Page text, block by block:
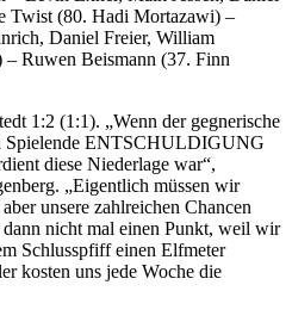
Twist (80. Hadi Mortazawi) –
Daniel Freier, William
– Ruwen Beismann (37. Finn
1:2 (1:1). „Wenn der gegnerische
Spielende ENTSCHULDIGUNG
diese Niederlage war“,
„Eigentlich müssen wir
unsere zahlreichen Chancen
nicht mal einen Punkt, weil wir
Schlusspfiff einen Elfmeter
kosten uns jede Woche die